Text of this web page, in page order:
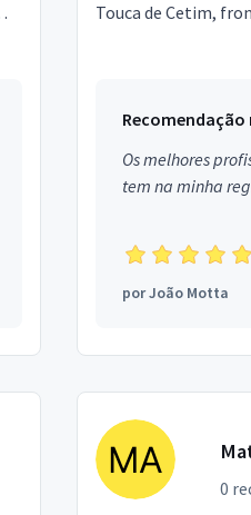
Touca de Cetim,
Recomendação
Os melhores
tem na minha
porJoão Motta
0